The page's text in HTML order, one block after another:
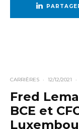
CARRIÈRES · 12/12/2021 ·
Fred
BCE et